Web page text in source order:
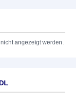
angezeigt werden.